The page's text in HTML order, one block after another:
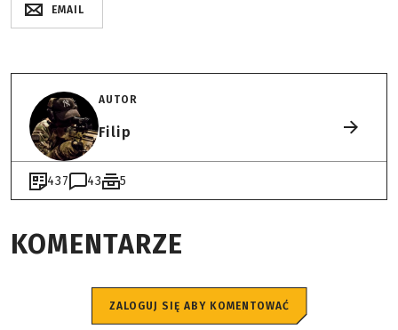
EMAIL
AUTOR
Filip
437 43 5
KOMENTARZE
ZALOGUJ SIĘ ABY KOMENTOWAĆ